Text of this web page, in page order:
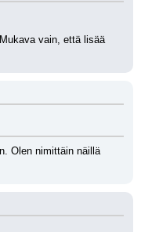
vain, että lisää
Olen nimittäin näillä